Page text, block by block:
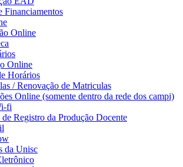
Financiamentos
Online
Online
Horários
/ Renovação de Matriculas
Online (somente dentro da rede dos campi)
fi
de Registro da Produção Docente
da Unisc